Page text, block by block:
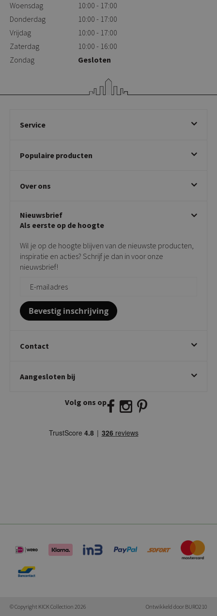
Woensdag
10:00 - 17:00
Donderdag
10:00 - 17:00
Vrijdag
10:00 - 17:00
Zaterdag
10:00 - 16:00
Zondag
Gesloten
Service
Betalen & annuleren
Klachtafhandeling
Privacy policy
Populaire producten
Draaibare eetkamerstoelen
Taupe stoelen
Tuinstoelen
Bijzettafels
Over ons
Showroom
Contact
Onderhoudsproducten
Vloerbescherming
Giftcards
Nieuwsbrief
Als eerste op de hoogte
Wil je op de hoogte blijven van de nieuwste producten,
inspiratie en acties? Schrijf je dan in voor onze
nieuwsbrief!
Bevestig inschrijving
Contact
Twijnstraweg 2
info@kickcollection.nl
Aangesloten bij
Volg ons op
© Copyright KICK Collection 2026 Ontwikkeld door BURO210